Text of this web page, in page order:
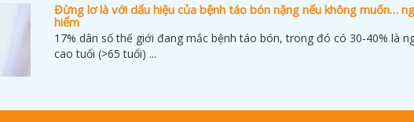
Đừng lơ là với dấu hiệu của bệnh táo bón nặng nếu không muốn…
hiểm
17% dân số thế giới đang mắc bệnh táo bón, trong đó có 30-40% là
cao tuổi (>65 tuổi) ...